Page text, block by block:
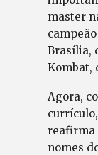
master
Brasília,
Kombat,
Agora,
reafirma
nomes